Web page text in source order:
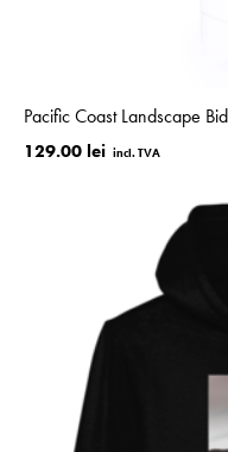
Pacific Coast Landscape
129.00 lei